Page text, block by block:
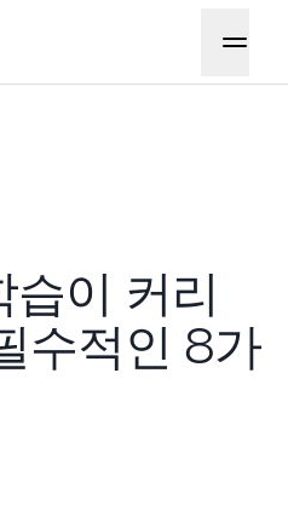
이 커리
수적인 8가